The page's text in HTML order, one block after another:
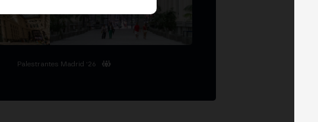
Palestrantes Madrid '26